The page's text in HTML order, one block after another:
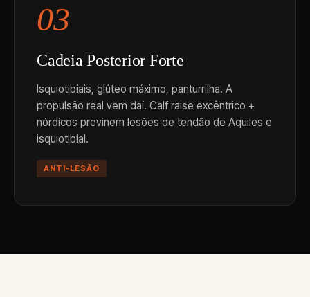
03
Cadeia Posterior Forte
Isquiotibiais, glúteo máximo, panturrilha. A
propulsão real vem daí. Calf raise excêntrico +
nórdicos previnem lesões de tendão de Aquiles e
isquiotibial.
ANTI-LESÃO